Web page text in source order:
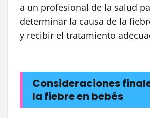
a un profesional de la salud
determinar la causa de la
y recibir el tratamiento
Consideraciones
la fiebre en bebés